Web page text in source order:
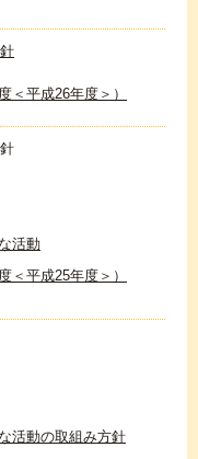
＜平成26年度＞）
活動
＜平成25年度＞）
活動の取組み方針